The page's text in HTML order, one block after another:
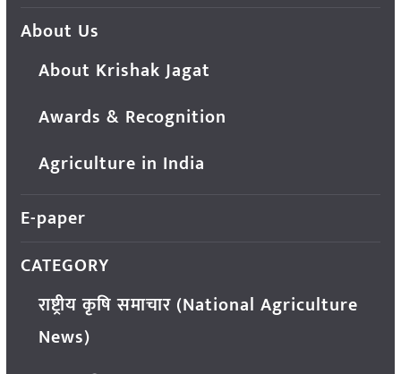
About Us
About Krishak Jagat
Awards & Recognition
Agriculture in India
E-paper
CATEGORY
राष्ट्रीय कृषि समाचार (National Agriculture
News)